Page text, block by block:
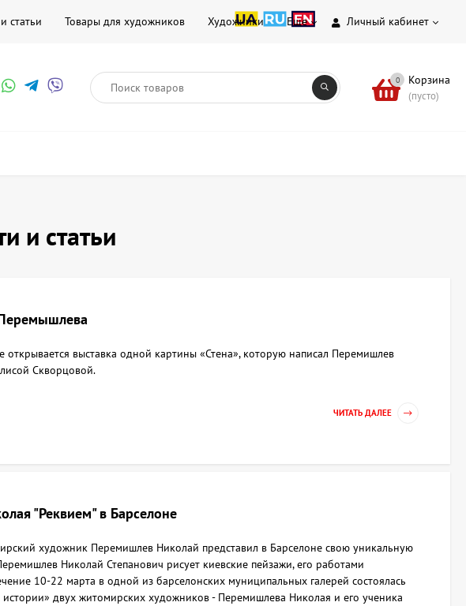
Личный кабинет
статьи Товары для художников Художники Еще
0 Корзина
(пусто)
и статьи
выставка одной картины «Стена», которую написал Перемишлев
Скворцовой.
ЧИТАТЬ ДАЛЕЕ
"Реквием" в Барселоне
художник Перемишлев Николай представил в Барселоне свою уникальную
Николай Степанович рисует киевские пейзажи, его работами
10-22 марта в одной из барселонских муниципальных галерей состоялась
истории» двух житомирских художников - Перемишлева Николая и его ученика